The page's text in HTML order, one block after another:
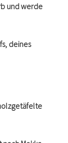
und werde
deines